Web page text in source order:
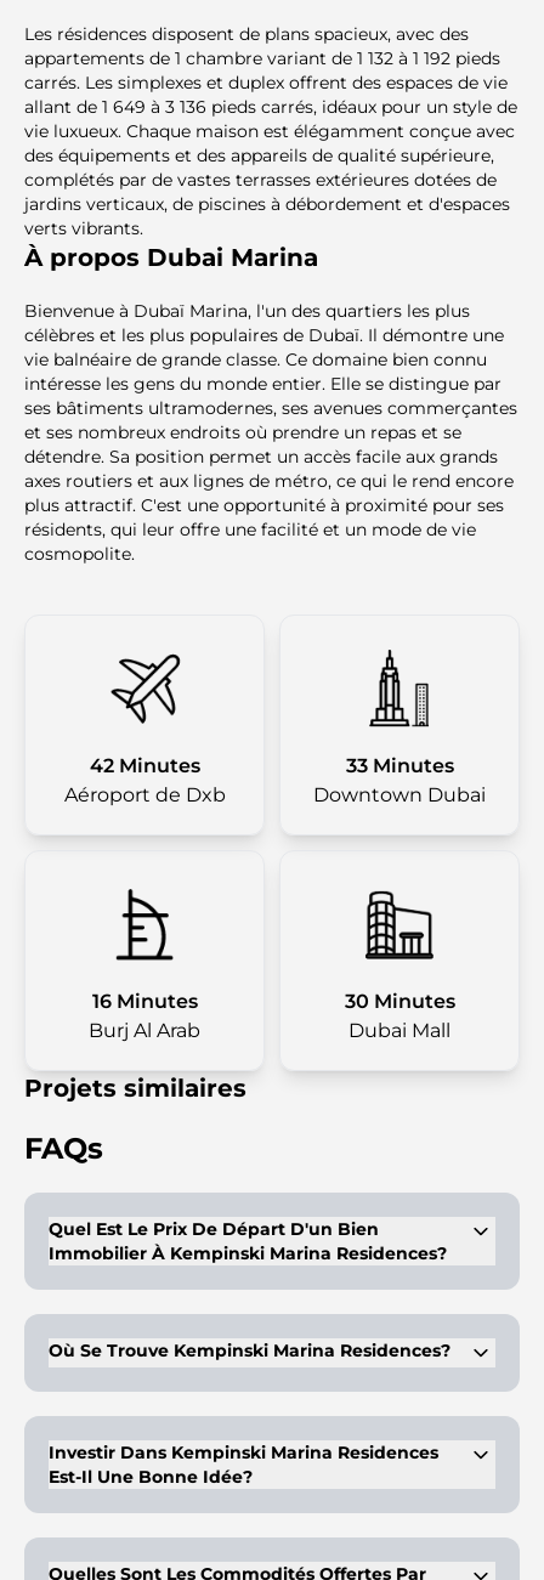
Les résidences disposent de plans spacieux, avec des
appartements de 1 chambre variant de 1 132 à 1 192 pieds
carrés. Les simplexes et duplex offrent des espaces de vie
allant de 1 649 à 3 136 pieds carrés, idéaux pour un style de
vie luxueux. Chaque maison est élégamment conçue avec
des équipements et des appareils de qualité supérieure,
complétés par de vastes terrasses extérieures dotées de
jardins verticaux, de piscines à débordement et d'espaces
verts vibrants.
À propos Dubai Marina
Bienvenue à Dubaï Marina, l'un des quartiers les plus
célèbres et les plus populaires de Dubaï. Il démontre une
vie balnéaire de grande classe. Ce domaine bien connu
intéresse les gens du monde entier. Elle se distingue par
ses bâtiments ultramodernes, ses avenues commerçantes
et ses nombreux endroits où prendre un repas et se
détendre. Sa position permet un accès facile aux grands
axes routiers et aux lignes de métro, ce qui le rend encore
plus attractif. C'est une opportunité à proximité pour ses
résidents, qui leur offre une facilité et un mode de vie
cosmopolite.
42 Minutes
Aéroport de Dxb
33 Minutes
Downtown Dubai
16 Minutes
Burj Al Arab
30 Minutes
Dubai Mall
Projets similaires
FAQs
Quel Est Le Prix De Départ D'un Bien
Immobilier À Kempinski Marina Residences?
Kempinski Marina Residences à partir de 2,2 millions AE.
Où Se Trouve Kempinski Marina Residences?
Dubaï. L'emplacement est idéal car il permet d'accéder
rapidement à toutes les principales destinations de Dubaï.
Investir Dans Kempinski Marina Residences
Est-Il Une Bonne Idée?
rentable. L'аverаge du retour sur investissement pour une
propriété d'un étage à Dubaï Marina se situe entre 8 et 10 %.
Quelles Sont Les Commodités Offertes Par